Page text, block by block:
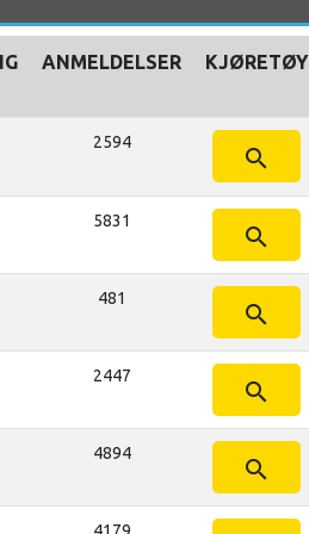
ANMELDELSER KJØRETØY
2594
search
5831
search
481
search
2447
search
4894
search